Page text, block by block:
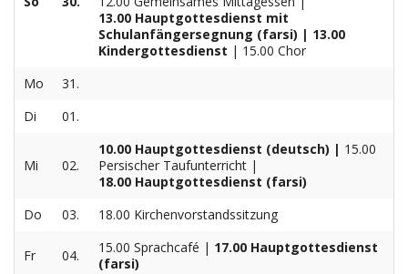
13.00 Hauptgottesdienst mit
Schulanfängersegnung (farsi) | 13.00
Kindergottesdienst | 15.00 Chor
Mo
31.
Di
01.
Mi 02.
10.00 Hauptgottesdienst (deutsch) | 15.00
Persischer Taufunterricht |
18.00 Hauptgottesdienst (farsi)
Do
03. 18.00 Kirchenvorstandssitzung
Fr 04. 15.00 Sprachcafé | 17.00 Hauptgottesdienst
(farsi)